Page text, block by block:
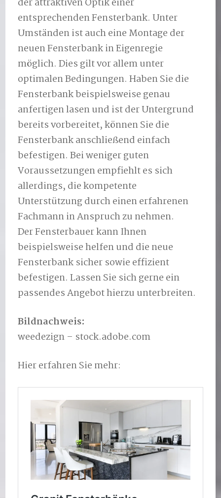
der attraktiven Optik einer
entsprechenden Fensterbank. Unter
Umständen ist auch eine Montage der
neuen Fensterbank in Eigenregie
möglich. Dies gilt vor allem unter
optimalen Bedingungen. Haben Sie die
Fensterbank beispielsweise genau
anfertigen lasen und ist der Untergrund
bereits vorbereitet, können Sie die
Fensterbank anschließend einfach
befestigen. Bei weniger guten
Voraussetzungen empfiehlt es sich
allerdings, die kompetente
Unterstützung durch einen erfahrenen
Fachmann in Anspruch zu nehmen.
Der Fensterbauer kann Ihnen
beispielsweise helfen und die neue
Fensterbank sicher sowie effizient
befestigen. Lassen Sie sich gerne ein
passendes Angebot hierzu unterbreiten.
Bildnachweis:
weedezign – stock.adobe.com
Hier erfahren Sie mehr: